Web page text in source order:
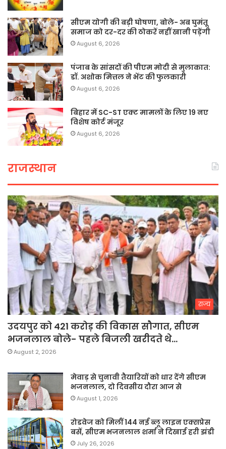
सीएम योगी की बड़ी घोषणा, बोले- अब घुमंतू
समाज को दर-दर की ठोकरें नहीं खानी पड़ेंगी
August 6, 2026
पंजाब के सांसदों की पीएम मोदी से मुलाकात:
डॉ. अशोक मित्तल ने भेंट की फुलकारी
August 6, 2026
बिहार में SC-ST एक्ट मामलों के लिए 19 नए
विशेष कोर्ट मंजूर
August 6, 2026
राजस्थान
राज्य
उदयपुर को 421 करोड़ की विकास सौगात, सीएम
भजनलाल बोले- पहले बिजली खरीदते थे…
August 2, 2026
मेवाड़ से चुनावी तैयारियों को धार देंगे सीएम
भजनलाल, दो दिवसीय दौरा आज से
August 1, 2026
रोडवेज को मिलीं 144 नई ब्लू लाइन एक्सप्रेस
बसें, सीएम भजनलाल शर्मा ने दिखाई हरी झंडी
July 26, 2026